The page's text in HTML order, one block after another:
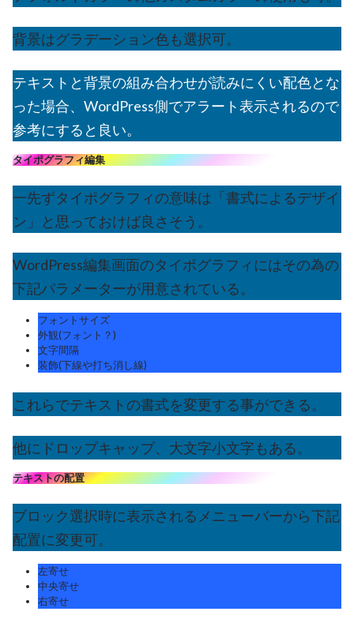
背景はグラデーション色も選択可。
テキストと背景の組み合わせが読みにくい配色とな
った場合、WordPress側でアラート表示されるので
参考にすると良い。
タイポグラフィ編集
一先ずタイポグラフィの意味は「書式によるデザイ
ン」と思っておけば良さそう。
WordPress編集画面のタイポグラフィにはその為の
下記パラメーターが用意されている。
フォントサイズ
外観(フォント？)
文字間隔
装飾(下線や打ち消し線)
これらでテキストの書式を変更する事ができる。
他にドロップキャップ、大文字小文字もある。
テキストの配置
ブロック選択時に表示されるメニューバーから下記
配置に変更可。
左寄せ
中央寄せ
右寄せ